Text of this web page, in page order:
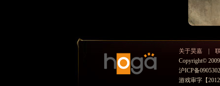
关于昊嘉
Copyright©
沪ICP备
游戏审字【